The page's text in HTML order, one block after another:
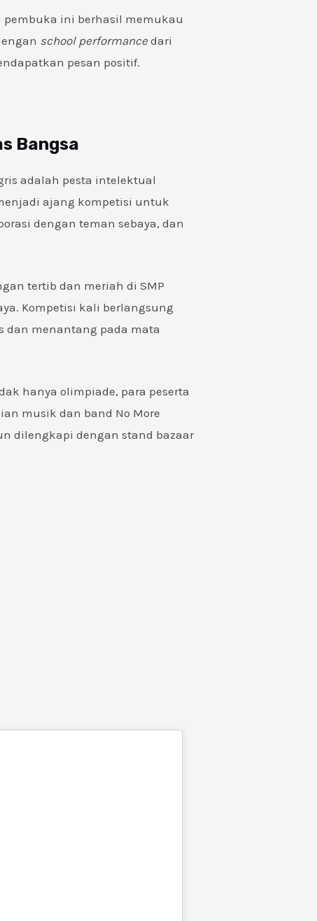
ini berhasil memukau
school performance dari
pesan positif.
Bangsa
adalah pesta intelektual
ajang kompetisi untuk
dengan teman sebaya, dan
tertib dan meriah di SMP
Kompetisi kali berlangsung
dan menantang pada mata
hanya olimpiade, para peserta
musik dan band No More
dilengkapi dengan stand bazaar